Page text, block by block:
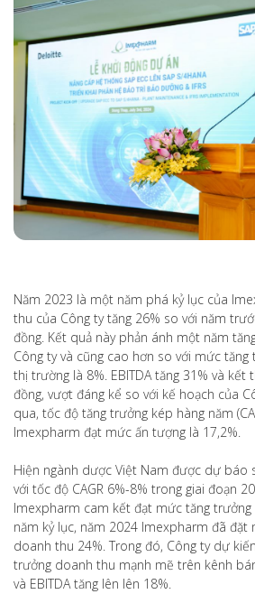
Năm 2023 là một năm phá kỷ lục của
thu của Công ty tăng 26% so với năm
đồng. Kết quả này phản ánh một năm
Công ty và cũng cao hơn so với mức
thị trường là 8%. EBITDA tăng 31% và
đồng, vượt đáng kể so với kế hoạch của
qua, tốc độ tăng trưởng kép hàng năm
Imexpharm đạt mức ấn tượng là 17,2%.
Hiện ngành dược Việt Nam được dự báo
với tốc độ CAGR 6%-8% trong giai đoạn
Imexpharm cam kết đạt mức tăng
năm kỷ lục, năm 2024 Imexpharm đã đặt
doanh thu 24%. Trong đó, Công ty dự
trưởng doanh thu mạnh mẽ trên kênh
và EBITDA tăng lên lên 18%.